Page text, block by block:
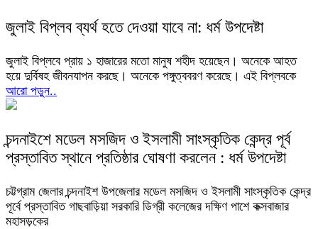
জুলাই বিপ্লব ব্যর্থ হতে দেওয়া যাবে না: ধর্ম উপদেষ্টা
জুলাই বিপ্লবে প্রায় ১ হাজারের মতো মানুষ শহীদ হয়েছেন। অনেকে আহত
হয়ে দুর্বিষহ জীবনযাপন করছে। অনেকে পঙ্গুত্ববরণ করেছে। এই বিপ্লবকে
আরো পড়ুন..
চন্দনাইশে মডেল মসজিদ ও ইসলামী সাংস্কৃতিক কেন্দ্র পূর্ব
প্রস্তাবিত স্থানে প্রতিষ্ঠার ঘোষণা করলেন : ধর্ম উপদেষ্টা
চট্টগ্রাম জেলার চন্দনাইশ উপজেলার মডেল মসজিদ ও ইসলামী সাংস্কৃতিক কেন্দ্র
পূর্বে প্রস্তাবিত গাছবাড়িয়া সরকারি ডিগ্রী কলেজের দক্ষিণ পাশে কক্সবাজার
মহাসড়কের